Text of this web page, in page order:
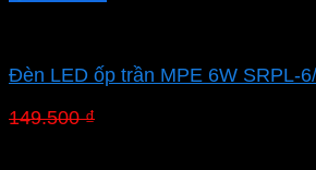
Đèn LED ốp trần MPE 6W SRPL-
149.500₫